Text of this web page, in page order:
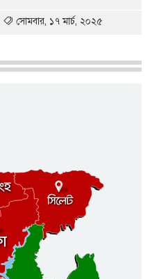
সোমবার, ১৭ মার্চ, ২০২৫